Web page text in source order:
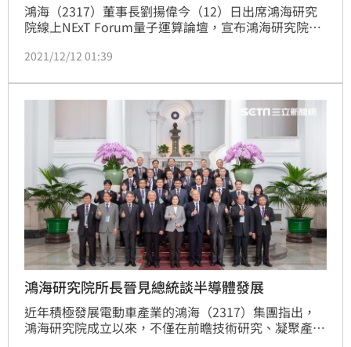
鴻海（2317）董事長劉揚偉今（12）日出席鴻海研究
院線上NExT Forum量子運算論壇，宣布鴻海研究院將
尖半導體產業，可以加速量子電腦硬體的研發，量子計
到鴻海在前瞻技術的軟硬實力。（記者：戴玉翔報導）
2021/12/12 01:39
鴻海研究院所長晉見總統談半導體發展
近年積極發展電動車產業的鴻海（2317）集團指出，
鴻海研究院成立以來，不僅在前瞻技術研究、凝聚產業